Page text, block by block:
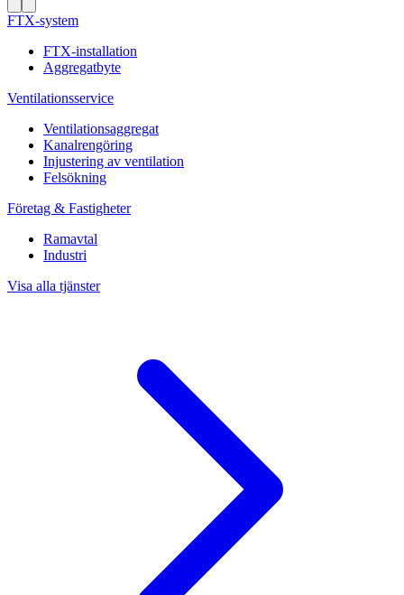
FTX-system
FTX-installation
Aggregatbyte
Ventilationsservice
Ventilationsaggregat
Kanalrengöring
Injustering av ventilation
Felsökning
Företag & Fastigheter
Ramavtal
Industri
Visa alla tjänster